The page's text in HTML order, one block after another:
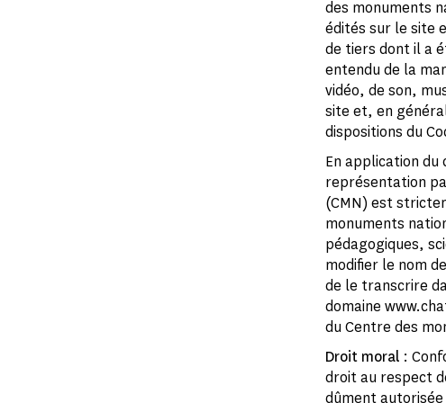
des monuments
édités sur le site
de tiers dont il a
entendu de la
vidéo, de son,
site et, en
dispositions du
En application
représentation
(CMN) est
monuments
pédagogiques,
modifier le nom
de le transcrire
domaine
du Centre des
Droit moral :
droit au respect
dûment